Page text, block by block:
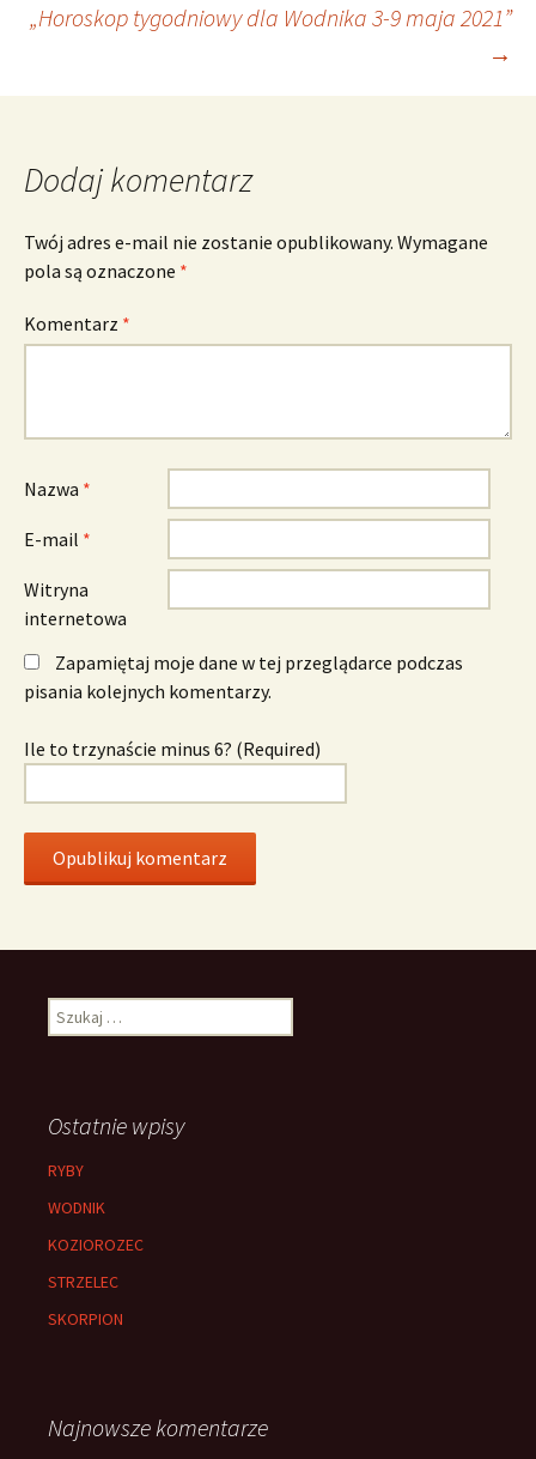
wpisu
„Horoskop tygodniowy dla Wodnika 3-9 maja 2021”
→
Dodaj komentarz
Twój adres e-mail nie zostanie opublikowany. Wymagane
pola są oznaczone *
Komentarz *
Nazwa *
E-mail *
Witryna
internetowa
Zapamiętaj moje dane w tej przeglądarce podczas
pisania kolejnych komentarzy.
Ile to trzynaście minus 6? (Required)
Szukaj:
Ostatnie wpisy
RYBY
WODNIK
KOZIOROZEC
STRZELEC
SKORPION
Najnowsze komentarze